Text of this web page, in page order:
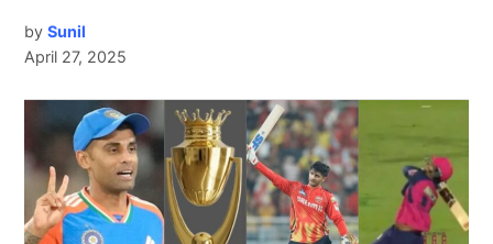
by Sunil
April 27, 2025